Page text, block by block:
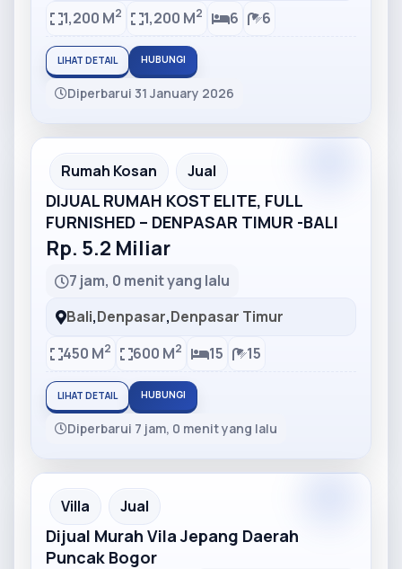
1,200 M2 1,200 M2 6 6
LIHAT DETAIL HUBUNGI
Diperbarui 31 January 2026
Partner Ad
Rumah Kosan Jual
DIJUAL RUMAH KOST ELITE, FULL
FURNISHED – DENPASAR TIMUR -BALI
Rp. 5.2 Miliar
7 jam, 0 menit yang lalu
Bali,Denpasar,Denpasar Timur
450 M2 600 M2 15 15
LIHAT DETAIL HUBUNGI
Diperbarui 7 jam, 0 menit yang lalu
Partner Ad
Villa Jual
Dijual Murah Vila Jepang Daerah
Puncak Bogor